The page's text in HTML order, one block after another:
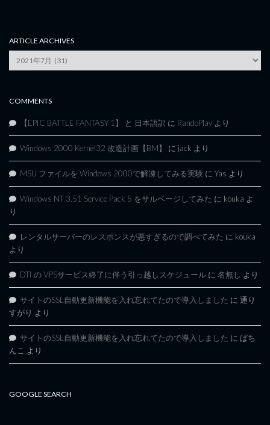
ARTICLE ARCHIVES
Archives
COMMENTS
【EPIC BATTLE FANTASY 1】 と 日本語訳 に RandoPlay より
Windows 2000 Kernel32 改造計画【BM】 に jack より
MSU ファイルを Windows 2000で解凍してみる実験 に Yas より
Windows NT 3.51 Service Pack 5 をサルベージしてみた に kouka よ
り
レンタルサーバーのレスポンスが悪すぎるので調べてみた に kouka
より
DTI の VPSサービス終了に伴う引っ越しスケジュール に 名無し より
サイトのSSL自動更新機能を入れ忘れてたので導入しました に 通り
すがり より
サイトのSSL自動更新機能を入れ忘れてたので導入しました に ぱち
んこ より
GOOGLE SEARCH